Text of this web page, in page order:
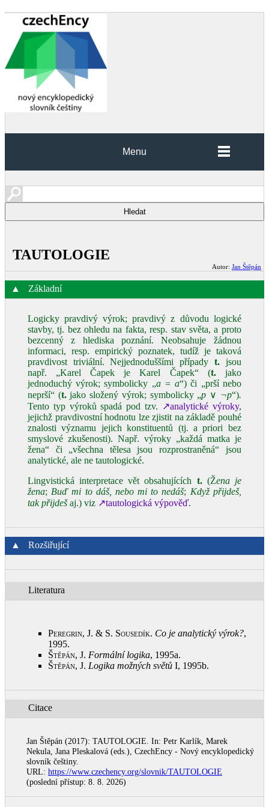
Menu
TAUTOLOGIE
Autor: Jan Štěpán
▲ Základní
Logicky pravdivý výrok; pravdivý z důvodu logické
stavby, tj. bez ohledu na fakta, resp. stav světa, a proto
bezcenný z hlediska poznání. Neobsahuje žádnou
informaci, resp. empirický poznatek, tudíž je taková
pravdivost triviální. Nejjednoduššími případy t. jsou
např. „Karel Čapek je Karel Čapek“ (t.jako
jednoduchý výrok; symbolicky „a = a“) či „prší nebo
neprší“ (t.jako složený výrok; symbolicky „p ∨ ¬p“).
Tento typ výroků spadá pod tzv. ↗analytické výroky,
jejichž pravdivostní hodnotu lze zjistit na základě pouhé
znalosti významu jejich konstituentů (tj. a priori bez
smyslové zkušenosti). Např. výroky „každá matka je
žena“ či „všechna tělesa jsou rozprostraněná“ jsou
analytické, ale ne tautologické.
Lingvistická interpretace vět obsahujících t.(Žena je
žena; Buď mi to dáš, nebo mi to nedáš; Když přijdeš,
tak přijdešaj.) viz ↗tautologická výpověď.
▲ Rozšiřující
Literatura
Peregrin, J. & S. Sousedík. Co je analytický výrok?,
1995.
Štěpán, J. Formální logika, 1995a.
Štěpán, J. Logika možných světů I, 1995b.
Citace
Jan Štěpán (2017): TAUTOLOGIE. In: Petr Karlík, Marek
Nekula, Jana Pleskalová (eds.), CzechEncy - Nový encyklopedický
slovník češtiny.
URL: https://www.czechency.org/slovnik/TAUTOLOGIE
(poslední přístup: 8. 8. 2026)